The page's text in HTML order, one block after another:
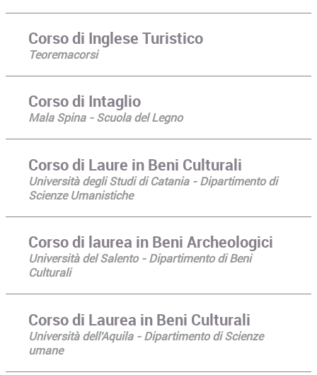
Corso di Inglese Turistico
Teoremacorsi
Corso di Intaglio
Mala Spina - Scuola del Legno
Corso di Laure in Beni Culturali
Università degli Studi di Catania - Dipartimento di
Scienze Umanistiche
Corso di laurea in Beni Archeologici
Università del Salento - Dipartimento di Beni
Culturali
Corso di Laurea in Beni Culturali
Università dell'Aquila - Dipartimento di Scienze
umane